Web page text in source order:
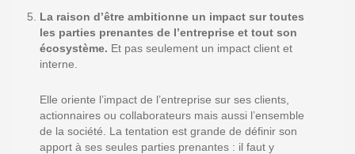
La raison d’être ambitionne un impact sur toutes
les parties prenantes de l’entreprise et tout son
écosystème. Et pas seulement un impact client et
interne.
Elle oriente l’impact de l’entreprise sur ses clients,
actionnaires ou collaborateurs mais aussi l’ensemble
de la société. La tentation est grande de définir son
apport à ses seules parties prenantes : il faut y